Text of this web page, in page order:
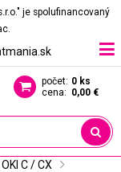
je spolufinancovaný
počet: 0 ks
cena: 0,00 €
OKI C / CX